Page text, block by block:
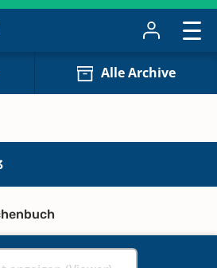
Alle Archive